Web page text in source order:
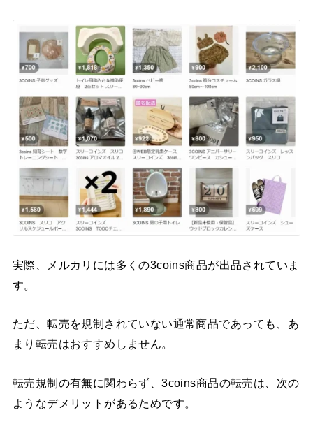
実際、メルカリには多くの3coins商品が出品されていま
す。
ただ、転売を規制されていない通常商品であっても、あ
まり転売はおすすめしません。
転売規制の有無に関わらず、3coins商品の転売は、次の
ようなデメリットがあるためです。